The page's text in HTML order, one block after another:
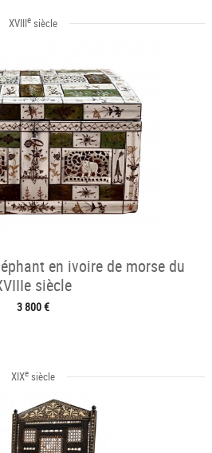
XVIIIe siècle
en ivoire de morse du
siècle
3 800 €
XIXe siècle